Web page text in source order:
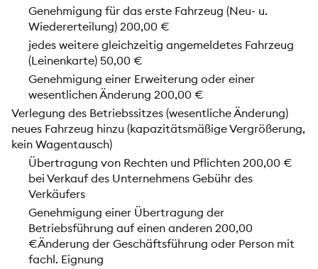
Genehmigung für das erste Fahrzeug (Neu- u.
Wiedererteilung) 200,00 €
jedes weitere gleichzeitig angemeldetes Fahrzeug
(Leinenkarte) 50,00 €
Genehmigung einer Erweiterung oder einer
wesentlichen Änderung 200,00 €
Verlegung des Betriebssitzes (wesentliche Änderung)
neues Fahrzeug hinzu (kapazitätsmäßige Vergrößerung,
kein Wagentausch)
Übertragung von Rechten und Pflichten 200,00 €
bei Verkauf des Unternehmens Gebühr des
Verkäufers
Genehmigung einer Übertragung der
Betriebsführung auf einen anderen 200,00
€Änderung der Geschäftsführung oder Person mit
fachl. Eignung